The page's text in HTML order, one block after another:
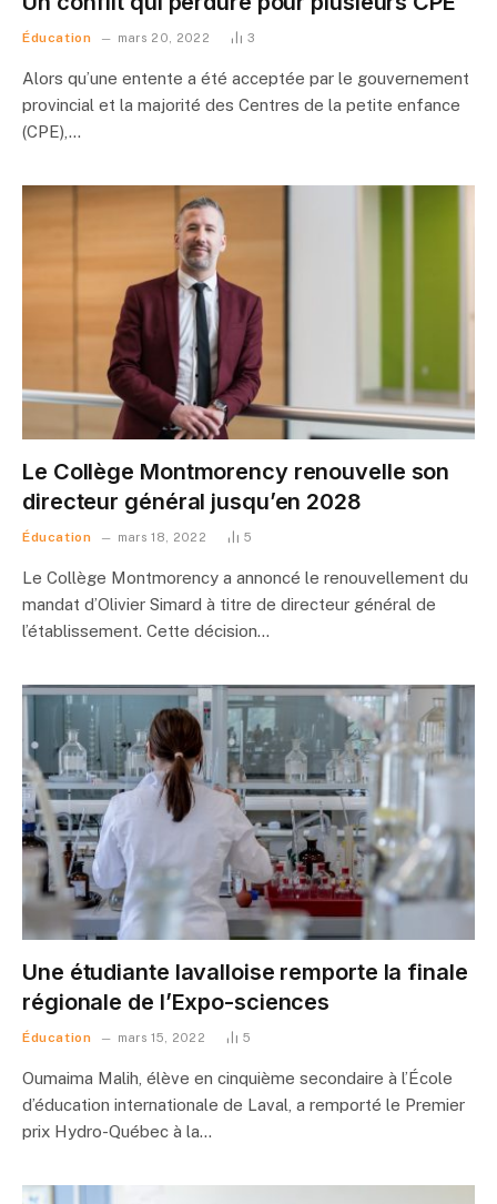
Éducation mars 20, 2022 3
Alors qu’une entente a été acceptée par le gouvernement
provincial et la majorité des Centres de la petite enfance
(CPE),…
Le Collège Montmorency renouvelle son
directeur général jusqu’en 2028
Éducation mars 18, 2022 5
Le Collège Montmorency a annoncé le renouvellement du
mandat d’Olivier Simard à titre de directeur général de
l’établissement. Cette décision…
Une étudiante lavalloise remporte la finale
régionale de l’Expo-sciences
Éducation mars 15, 2022 5
Oumaima Malih, élève en cinquième secondaire à l’École
d’éducation internationale de Laval, a remporté le Premier
prix Hydro-Québec à la…